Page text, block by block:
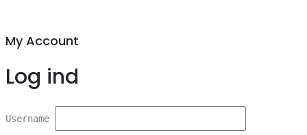
My Account
Log ind
Username